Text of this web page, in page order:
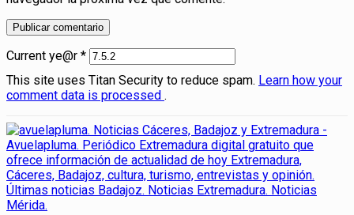
Current ye@r *
This site uses Titan Security to reduce spam. Learn how your
comment data is processed .